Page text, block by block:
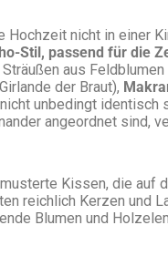
nicht in einer
Stil, passend für die
aus
der Braut),
unbedingt identisch
angeordnet sind,
Kissen, die auf
reichlich Kerzen und
Blumen und